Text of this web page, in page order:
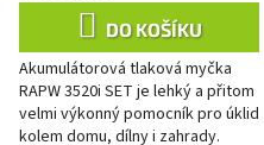
DO KOŠÍKU
Akumulátorová tlaková myčka
RAPW 3520i SET je lehký a přitom
velmi výkonný pomocník pro úklid
kolem domu, dílny i zahrady.